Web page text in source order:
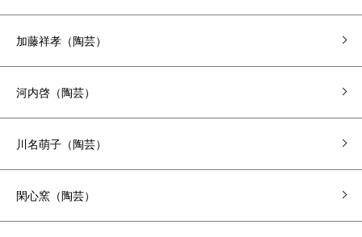
加藤祥孝（陶芸）
河内啓（陶芸）
川名萌子（陶芸）
閑心窯（陶芸）